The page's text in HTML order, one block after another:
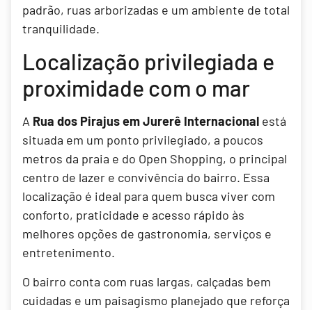
padrão, ruas arborizadas e um ambiente de total
tranquilidade.
Localização privilegiada e
proximidade com o mar
A Rua dos Pirajus em Jurerê Internacional está
situada em um ponto privilegiado, a poucos
metros da praia e do Open Shopping, o principal
centro de lazer e convivência do bairro. Essa
localização é ideal para quem busca viver com
conforto, praticidade e acesso rápido às
melhores opções de gastronomia, serviços e
entretenimento.
O bairro conta com ruas largas, calçadas bem
cuidadas e um paisagismo planejado que reforça